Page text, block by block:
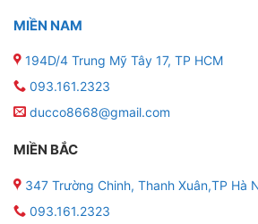
MIỀN NAM
194D/4 Trung Mỹ Tây 17, TP HCM
093.161.2323
ducco8668@gmail.com
MIỀN BẮC
347 Trường Chinh, Thanh Xuân,TP Hà
093.161.2323